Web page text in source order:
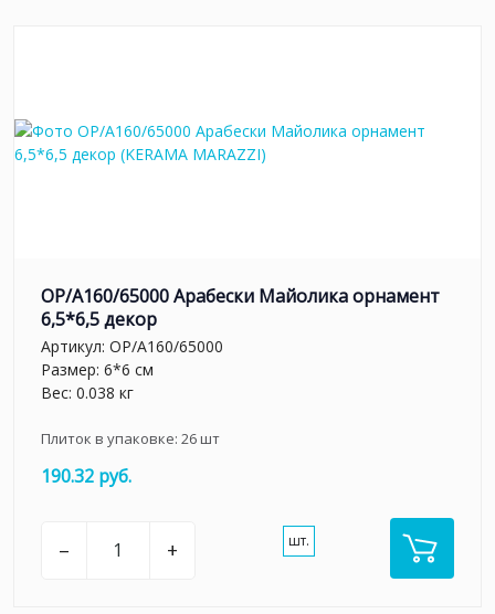
OP/A160/65000 Арабески Майолика орнамент
6,5*6,5 декор
Артикул: OP/A160/65000
Размер: 6*6 см
Вес: 0.038 кг
Плиток в упаковке: 26шт
190.32 руб.
– + шт.